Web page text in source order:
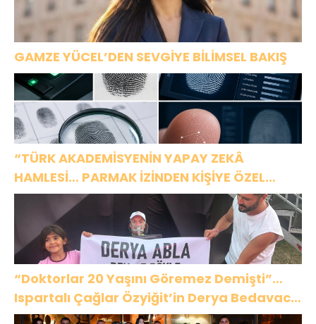
GAMZE YÜCEL’DEN SEVGİYE BİLİMSEL BAKIŞ
“TÜRK AKADEMİSYENİN YAPAY ZEKÂ
HAMLESİ… PARMAK İZİNDEN KİŞİYE ÖZEL
ANALİZ”
“Doktorlar 20 Yaşını Göremez Demişti”…
Ispartalı Çağlar Özyiğit’in Derya Bedavacı
Buluşması Duygulandırdı